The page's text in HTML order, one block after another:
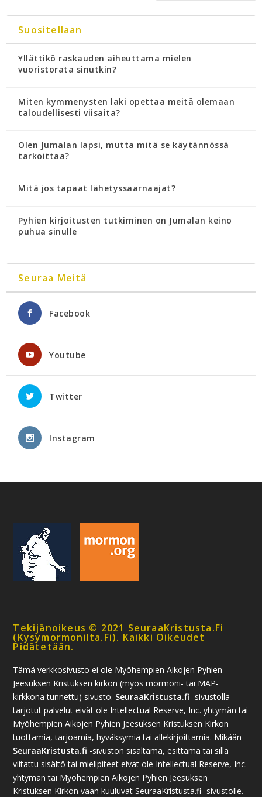
Suositellaan
Yllättikö raskauden aiheuttama mielen
vuoristorata sinutkin?
Miten kymmenysten laki opettaa meitä olemaan
taloudellisesti viisaita?
Olen Jumalan lapsi, mutta mitä se käytännössä
tarkoittaa?
Mitä jos tapaat lähetyssaarnaajat?
Pyhien kirjoitusten tutkiminen on Jumalan keino
puhua sinulle
Seuraa Meitä
Facebook
Youtube
Twitter
Instagram
Tekijänoikeus © 2021 SeuraaKristusta.fi
(kysymormonilta.fi). Kaikki Oikeudet
Pidätetään.
Tämä verkkosivusto ei ole Myöhempien Aikojen Pyhien
Jeesuksen Kristuksen kirkon (myös mormoni- tai MAP-
kirkkona tunnettu) sivusto. SeuraaKristusta.fi -sivustolla
tarjotut palvelut eivät ole Intellectual Reserve, Inc. yhtymän tai
Myöhempien Aikojen Pyhien Jeesuksen Kristuksen Kirkon
tuottamia, tarjoamia, hyväksymiä tai allekirjoittamia. Mikään
SeuraaKristusta.fi -sivuston sisältämä, esittämä tai sillä
viitattu sisältö tai mielipiteet eivät ole Intellectual Reserve, Inc.
yhtymän tai Myöhempien Aikojen Pyhien Jeesuksen
Kristuksen Kirkon vaan kuuluvat SeuraaKristusta.fi -sivustolle.